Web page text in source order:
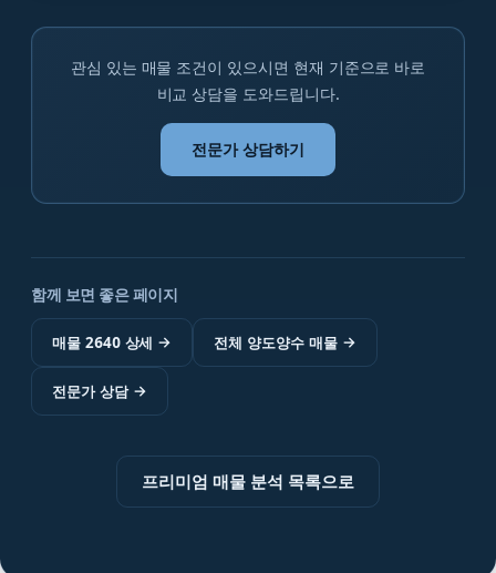
관심 있는 매물 조건이 있으시면 현재 기준으로 바로
비교 상담을 도와드립니다.
전문가 상담하기
함께 보면 좋은 페이지
매물 2640 상세 → 전체 양도양수 매물→
전문가 상담→
프리미엄 매물 분석 목록으로